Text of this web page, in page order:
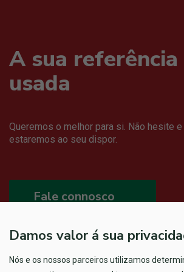
A sua referência
usada
Queremos o melhor para si. Não hesite
estaremos ao seu dispor.
Fale connosco
Damos valor á sua
Nós e os nossos parceiros utilizamos